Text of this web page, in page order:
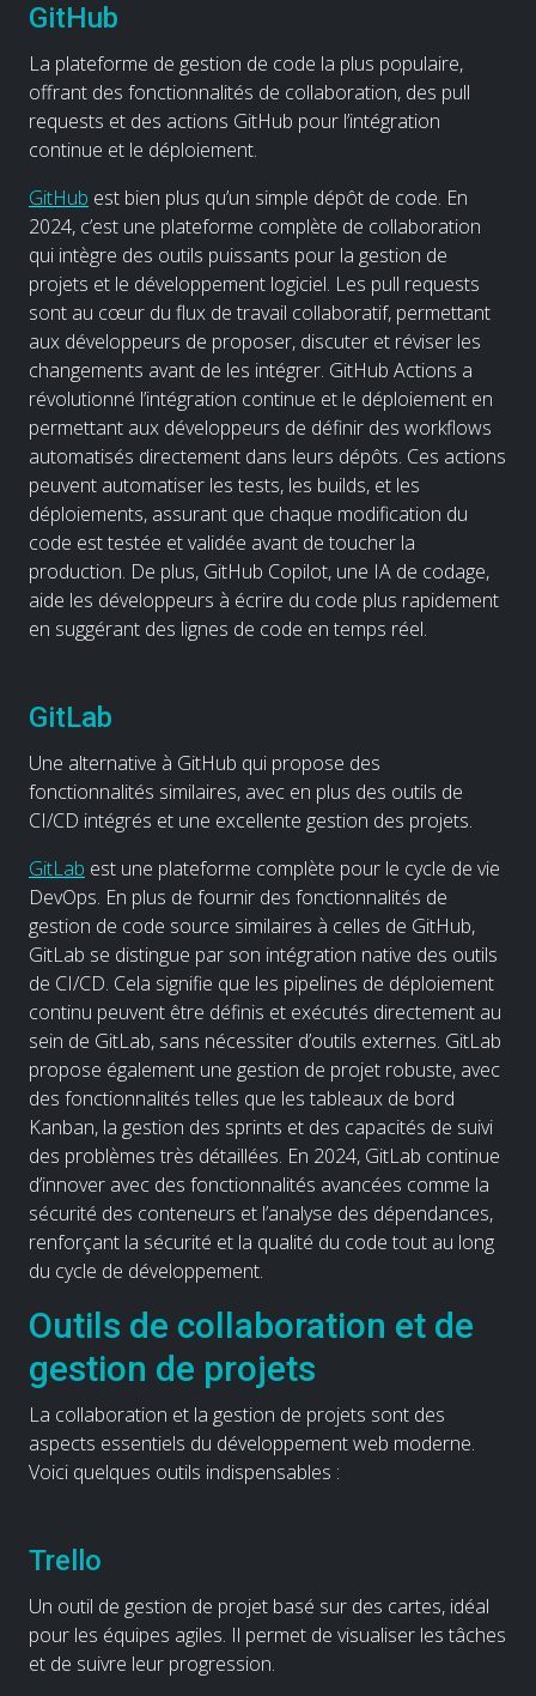
GitHub
La plateforme de gestion de code la plus populaire,
offrant des fonctionnalités de collaboration, des pull
requests et des actions GitHub pour l’intégration
continue et le déploiement.
GitHub est bien plus qu’un simple dépôt de code. En
2024, c’est une plateforme complète de collaboration
qui intègre des outils puissants pour la gestion de
projets et le développement logiciel. Les pull requests
sont au cœur du flux de travail collaboratif, permettant
aux développeurs de proposer, discuter et réviser les
changements avant de les intégrer. GitHub Actions a
révolutionné l’intégration continue et le déploiement en
permettant aux développeurs de définir des workflows
automatisés directement dans leurs dépôts. Ces actions
peuvent automatiser les tests, les builds, et les
déploiements, assurant que chaque modification du
code est testée et validée avant de toucher la
production. De plus, GitHub Copilot, une IA de codage,
aide les développeurs à écrire du code plus rapidement
en suggérant des lignes de code en temps réel.
GitLab
Une alternative à GitHub qui propose des
fonctionnalités similaires, avec en plus des outils de
CI/CD intégrés et une excellente gestion des projets.
GitLab est une plateforme complète pour le cycle de vie
DevOps. En plus de fournir des fonctionnalités de
gestion de code source similaires à celles de GitHub,
GitLab se distingue par son intégration native des outils
de CI/CD. Cela signifie que les pipelines de déploiement
continu peuvent être définis et exécutés directement au
sein de GitLab, sans nécessiter d’outils externes. GitLab
propose également une gestion de projet robuste, avec
des fonctionnalités telles que les tableaux de bord
Kanban, la gestion des sprints et des capacités de suivi
des problèmes très détaillées. En 2024, GitLab continue
d’innover avec des fonctionnalités avancées comme la
sécurité des conteneurs et l’analyse des dépendances,
renforçant la sécurité et la qualité du code tout au long
du cycle de développement.
Outils de collaboration et de
gestion de projets
La collaboration et la gestion de projets sont des
aspects essentiels du développement web moderne.
Voici quelques outils indispensables :
Trello
Un outil de gestion de projet basé sur des cartes, idéal
pour les équipes agiles. Il permet de visualiser les tâches
et de suivre leur progression.